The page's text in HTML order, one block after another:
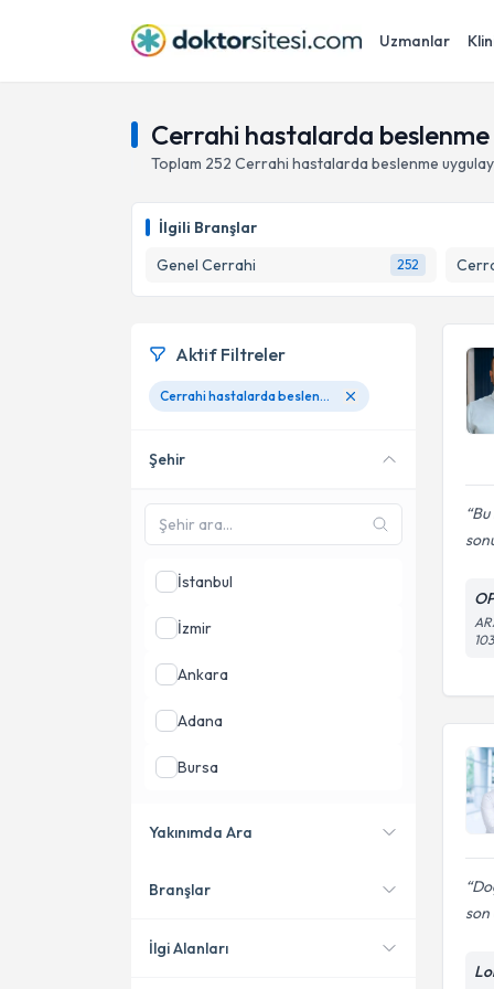
Uzmanlar
Cerrahi hastalarda
Toplam 252 Cerrahi hastalarda beslenme
İlgili Branşlar
Genel Cerrahi
252
Bu
103
Aktif Filtreler
Cerrahi hastalarda beslenme
Şehir
İstanbul
İzmir
Ankara
Adana
Bursa
Yakınımda Ara
Konumuma yakın uzmanları
Branşlar
İlgi Alanları